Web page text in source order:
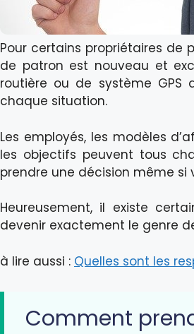
Pour certains propriétaires de
de patron est nouveau et
routière ou de système GPS
chaque situation.
Les employés, les modèles
les objectifs peuvent tous
prendre une décision même si
Heureusement, il existe
devenir exactement le genre
à lire aussi : Quelles sont les
Comment